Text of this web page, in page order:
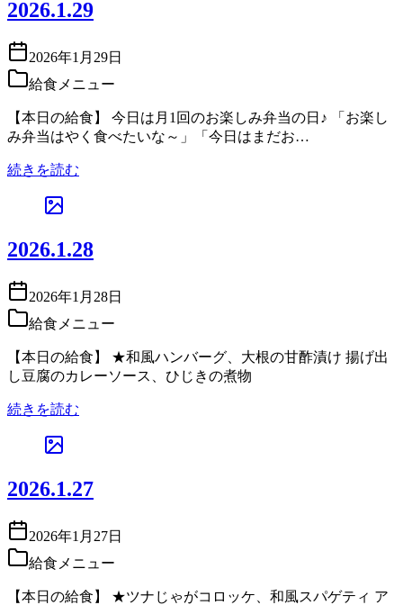
2026.1.29
2026年1月29日
給食メニュー
【本日の給食】 今日は月1回のお楽しみ弁当の日♪ 「お楽し
み弁当はやく食べたいな～」「今日はまだお…
続きを読む
2026.1.28
2026年1月28日
給食メニュー
【本日の給食】 ★和風ハンバーグ、大根の甘酢漬け 揚げ出
し豆腐のカレーソース、ひじきの煮物
続きを読む
2026.1.27
2026年1月27日
給食メニュー
【本日の給食】 ★ツナじゃがコロッケ、和風スパゲティ ア